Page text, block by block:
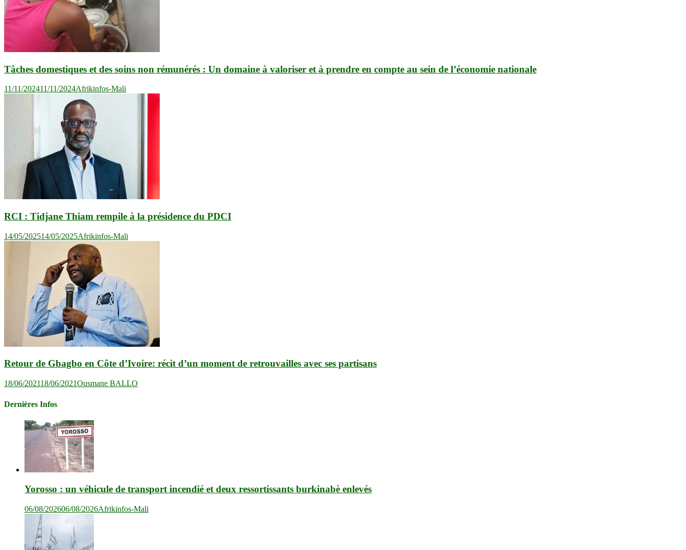
Tâches domestiques et des soins non rémunérés : Un domaine à valoriser et à prendre en compte au sein de l’économie nationale
11/11/202411/11/2024Afrikinfos-Mali
RCI : Tidjane Thiam rempile à la présidence du PDCI
14/05/202514/05/2025Afrikinfos-Mali
Retour de Gbagbo en Côte d’Ivoire: récit d’un moment de retrouvailles avec ses partisans
18/06/202118/06/2021Ousmane BALLO
Dernières Infos
Yorosso : un véhicule de transport incendié et deux ressortissants burkinabè enlevés
06/08/202606/08/2026Afrikinfos-Mali